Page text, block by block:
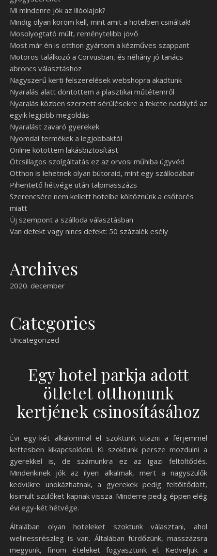
Mi mindenre jók az illóolajok?
Mindig olyan köröm kell, mint amit a hotelben csináltak!
Mosolyogtató múlt, reménytelibb jövő
Most már én is otthon gyártom a kézműves szappant
Motoros találkozó a Corvusban, és néhány jó tanács
abroncs választáshoz
Nagyszerű kerti felszerelések webshopra akadtunk
Nyaralás alatt döntöttem a plasztikai műtétemről
Nyaralás közben szerzett sérülésekre a fekete nadálytő az
egyik legjobb megoldás
Nyaralást zavaró gyerekek
Nyomdai termékek a legjobbaktól
Online kötöttem lakásbiztosítást
Ötcsillagos szolgáltatás ez az orvosi műhiba ügyvéd
Otthon is lehetnek olyan bútoraid, mint egy szállodában
Pihentető hétvége után talpmasszázs
Szerencsére nem kellett hotelbe költöznünk a csőtörés
miatt
Új szempont a szálloda választásban
Van defekt vagy nincs defekt: 50 százalék esély
Archives
2020. december
Categories
Uncategorized
Egy hotel parkja adott
ötletet otthonunk
kertjének csinosításához
Évi egy-két alkalommal el szoktunk utazni a férjemmel
kettesben kikapcsolódni. Ki szoktunk persze mozdulni a
gyerekkel is, de számunkra ez az igazi feltöltődés.
Mindenkinek jók az ilyen alkalmak, mert a nagyszülők
kedvükre unokázhatnak, a gyerekek pedig feltöltődött,
kisimult szülőket kapnak vissza. Minderre pedig éppen elég
évi egy-két hétvége.
Általában olyan hoteleket szoktunk választani, ahol
wellnessrészleg is van. Általában fürdőzünk, masszázsra
megyünk, finom ételeket fogyasztunk el. Kedveljük a